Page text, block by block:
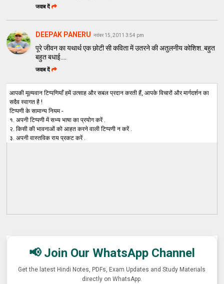
जवाब दें
DEEPAK PANERU नवंबर 15, 2011 3:54 pm
पूरे जीवन का यथार्थ एक छोटी सी कविता में उतरने की अतुलनीय कोशिश..बहुत
बहुत बधाई....
जवाब दें
आपकी मूल्यवान टिप्पणियाँ हमें उत्साह और सबल प्रदान करती हैं, आपके विचारों और मार्गदर्शन का
सदैव स्वागत है !
टिप्पणी के सामान्य नियम -
१. अपनी टिप्पणी में सभ्य भाषा का प्रयोग करें .
२. किसी की भावनाओं को आहत करने वाली टिप्पणी न करें .
३. अपनी वास्तविक राय प्रकट करें .
📢 Join Our WhatsApp Channel
Get the latest Hindi Notes, PDFs, Exam Updates and Study Materials
directly on WhatsApp.